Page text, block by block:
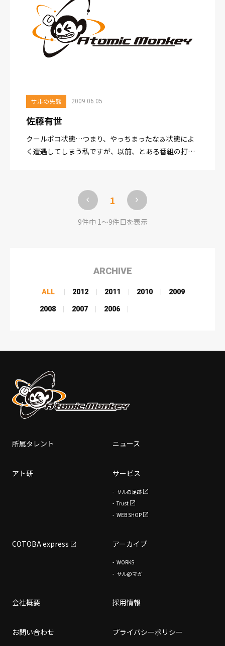
サルの失態 2009.06.05
佐藤有世
クールポコ状態…つまり、やっちまったなぁ状態によ
く遭遇してしまう私ですが、以前、とある番組の打ち
た方に賞品をお渡しする役目...
1
9件中 1〜9件目を表示
ARCHIVE
ALL 2012 2011 2010 2009
2008 2007 2006
所属タレント ニュース
アト研 サービス
サルの足跡
Trust
WEB SHOP
COTOBA express アーカイブ
WORKS
サル@マガ
会社概要 採用情報
お問い合わせ プライバシーポリシー